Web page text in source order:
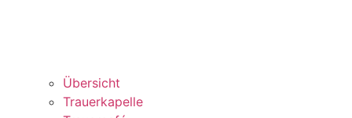
Übersicht
Trauerkapelle